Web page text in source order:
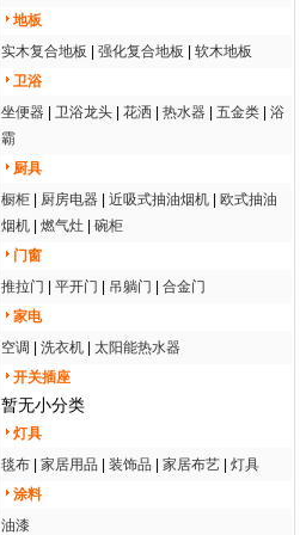
地板
实木复合地板
强化复合地板
软木地板
卫浴
坐便器
卫浴龙头 花洒 热水器 五金类
浴
霸
厨具
橱柜
厨房电器 近吸式抽油烟机
欧式抽油
烟机
燃气灶
碗柜
门窗
推拉门
平开门 吊躺门
合金门
家电
空调
洗衣机
太阳能热水器
开关插座
暂无小分类
灯具
毯布
家居用品 装饰品 家居布艺
灯具
涂料
油漆